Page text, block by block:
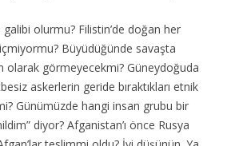
galibi olurmu? Filistin’de doğan her
Büyüdüğünde savaşta
görmeyecekmi? Güneydoğuda
askerlerin geride bıraktıkları etnik
Günümüzde hangi insan grubu bir
diyor? Afganistan’ı önce Rusya